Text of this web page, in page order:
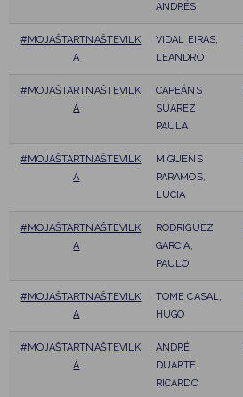
ANDRÉS
#MOJAŠTARTNAŠTEVILK
A
VIDAL EIRAS,
LEANDRO
#MOJAŠTARTNAŠTEVILK
A
CAPEÁNS
SUÁREZ,
PAULA
#MOJAŠTARTNAŠTEVILK
A
MIGUENS
PARAMOS,
LUCIA
#MOJAŠTARTNAŠTEVILK
A
RODRIGUEZ
GARCIA,
PAULO
#MOJAŠTARTNAŠTEVILK
A
TOME CASAL,
HUGO
#MOJAŠTARTNAŠTEVILK
A
ANDRÉ
DUARTE,
RICARDO